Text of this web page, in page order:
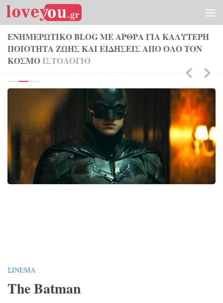
Skip to content
ΕΝΗΜΕΡΩΤΙΚΟ BLOG ΜΕ ΑΡΘΡΑ ΓΙΑ ΚΑΛΥΤΕΡΗ
ΠΟΙΟΤΗΤΑ ΖΩΗΣ ΚΑΙ ΕΙΔΗΣΕΙΣ ΑΠΟ ΟΛΟ ΤΟΝ
ΚΟΣΜΟΙΣΤΟΛΌΓΙΟ
ΣΙΝΕΜΆ
The Batman